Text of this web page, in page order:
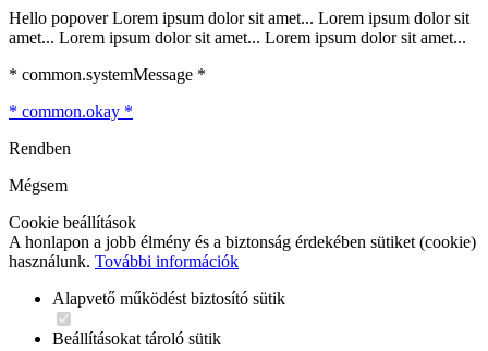
Hello popover Lorem ipsum dolor sit amet... Lorem ipsum dolor sit
amet... Lorem ipsum dolor sit amet... Lorem ipsum dolor sit amet...
* common.systemMessage *
* common.okay *
Rendben
Mégsem
Cookie beállítások
A honlapon a jobb élmény és a biztonság érdekében sütiket (cookie)
használunk. További információk
Alapvető működést biztosító sütik
Beállításokat tároló sütik